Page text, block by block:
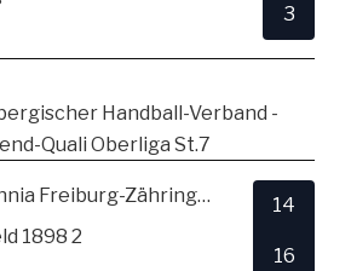
3
Handball-Verband -
Quali Oberliga St.7
TSV Alemannia Freiburg-Zähringen
1898 2
14
16